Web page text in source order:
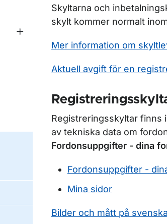
Undermeny för Personlig skylt
Skyltarna och
skylt kommer normalt
Mer information om
Aktuell avgift för en
Registreringsskyltar finns
av tekniska data om
Fordonsuppgifter - dina
Fordonsuppgifter -
Mina sidor
Bilder och mått på